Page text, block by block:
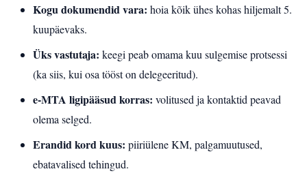
Kogu dokumendid vara: hoia kõik ühes kohas hiljemalt 5.
kuupäevaks.
Üks vastutaja: keegi peab omama kuu sulgemise protsessi
(ka siis, kui osa tööst on delegeeritud).
e‑MTA ligipääsud korras: volitused ja kontaktid peavad
olema selged.
Erandid kord kuus: piiriülene KM, palgamuutused,
ebatavalised tehingud.